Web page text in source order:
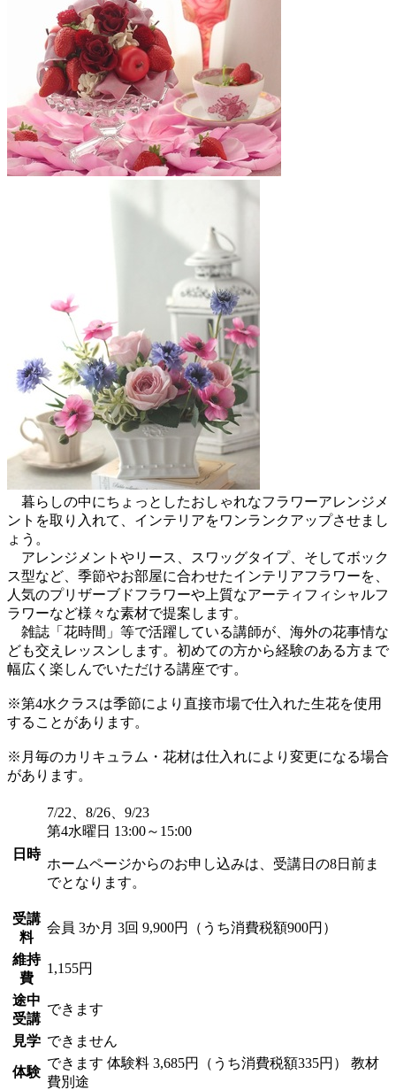
暮らしの中にちょっとしたおしゃれなフラワーアレンジメ
ントを取り入れて、インテリアをワンランクアップさせまし
ょう。
アレンジメントやリース、スワッグタイプ、そしてボック
ス型など、季節やお部屋に合わせたインテリアフラワーを、
人気のプリザーブドフラワーや上質なアーティフィシャルフ
ラワーなど様々な素材で提案します。
雑誌「花時間」等で活躍している講師が、海外の花事情な
ども交えレッスンします。初めての方から経験のある方まで
幅広く楽しんでいただける講座です。
※第4水クラスは季節により直接市場で仕入れた生花を使用
することがあります。
※月毎のカリキュラム・花材は仕入れにより変更になる場合
があります。
日時
7/22、8/26、9/23
第4水曜日 13:00～15:00
ホームページからのお申し込みは、受講日の8日前ま
でとなります。
受講
料
会員 3か月 3回 9,900円（うち消費税額900円）
維持
費
1,155円
途中
受講
できます
見学 できません
体験
できます 体験料 3,685円（うち消費税額335円） 教材
費別途